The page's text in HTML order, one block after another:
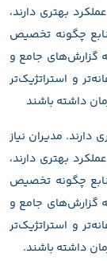
بهتری دارند،
چگونه تخصیص
گزارش‌های جامع و
و استراتژیک‌تر
داشته باشند
مدیران نیاز
بهتری دارند،
چگونه تخصیص
گزارش‌های جامع و
و استراتژیک‌تر
داشته باشند.